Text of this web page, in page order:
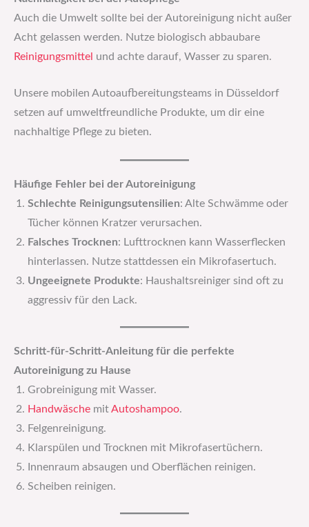
Auch die Umwelt sollte bei der Autoreinigung nicht außer
Acht gelassen werden. Nutze biologisch abbaubare
Reinigungsmittel und achte darauf, Wasser zu sparen.
Unsere mobilen Autoaufbereitungsteams in Düsseldorf
setzen auf umweltfreundliche Produkte, um dir eine
nachhaltige Pflege zu bieten.
Häufige Fehler bei der Autoreinigung
Schlechte Reinigungsutensilien: Alte Schwämme oder
Tücher können Kratzer verursachen.
Falsches Trocknen: Lufttrocknen kann Wasserflecken
hinterlassen. Nutze stattdessen ein Mikrofasertuch.
Ungeeignete Produkte: Haushaltsreiniger sind oft zu
aggressiv für den Lack.
Schritt-für-Schritt-Anleitung für die perfekte
Autoreinigung zu Hause
Grobreinigung mit Wasser.
Handwäsche mit Autoshampoo.
Felgenreinigung.
Klarspülen und Trocknen mit Mikrofasertüchern.
Innenraum absaugen und Oberflächen reinigen.
Scheiben reinigen.